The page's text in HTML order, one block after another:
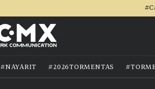
#NAYARIT #2026TORMENTAS